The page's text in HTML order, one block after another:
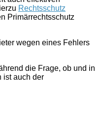
Rechtsschutz
Primärrechtsschutz
wegen eines Fehlers
die Frage, ob und in
ist auch der